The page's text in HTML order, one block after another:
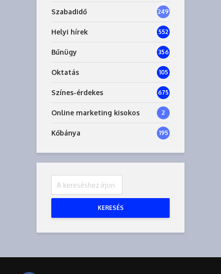
8
Szabadidő 249
Helyi hírek 552
Bűnügy 356
Oktatás 105
Színes-érdekes 675
Online marketing kisokos 2
Kőbánya 195
KERESÉS